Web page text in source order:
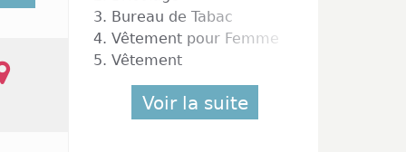
une
son
3. Bureau de Tabac
4. Vêtement pour Femme
5. Vêtement
Voir la suite